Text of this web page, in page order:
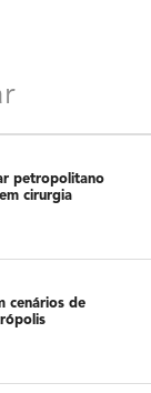
petropolitano
cirurgia
cenários de